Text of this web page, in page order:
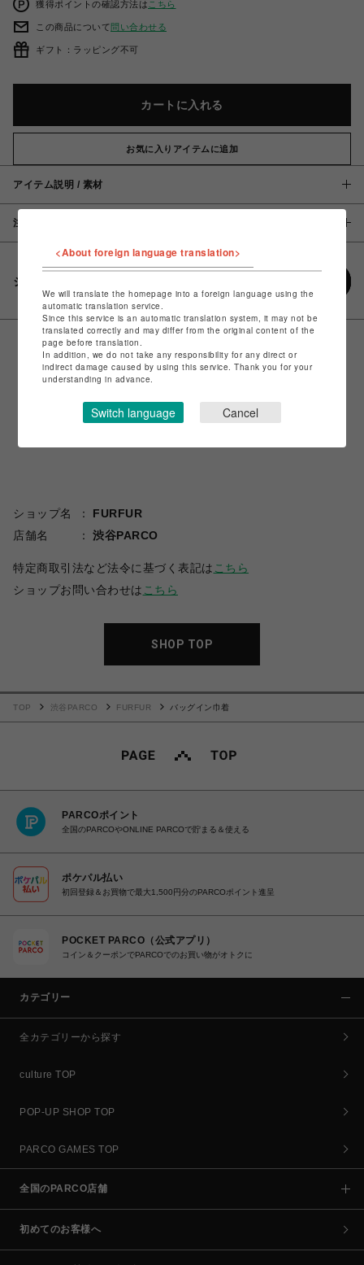
獲得ポイントの確認方法は こちら
この商品について問い合わせる
ギフト：ラッピング不可
カートに入れる
お気に入りアイテムに追加
アイテム説明 / 素材
注意事項
シェアする
ショップ名
FURFUR
店舗名
渋谷PARCO
特定商取引法など法令に基づく表記は こちら
ショップお問い合わせは こちら
SHOP TOP
TOP 渋谷PARCO FURFUR バッグイン巾着
PARCOポイント
全国のPARCOやONLINE PARCOで貯まる＆使える
ポケパル払い
初回登録＆お買物で最大1,500円分のPARCOポイント進呈
POCKET PARCO（公式アプリ）
コイン＆クーポンでPARCOでのお買い物がオトクに
カテゴリー
全カテゴリーから探す
culture TOP
POP-UP SHOP TOP
PARCO GAMES TOP
全国のPARCO店舗
初めてのお客様へ
<About foreign language translation>
We will translate the homepage into a foreign language using the
automatic translation service.
Since this service is an automatic translation system, it may not be
translated correctly and may differ from the original content of the
page before translation.
In addition, we do not take any responsibility for any direct or
indirect damage caused by using this service. Thank you for your
understanding in advance.
Switch language Cancel